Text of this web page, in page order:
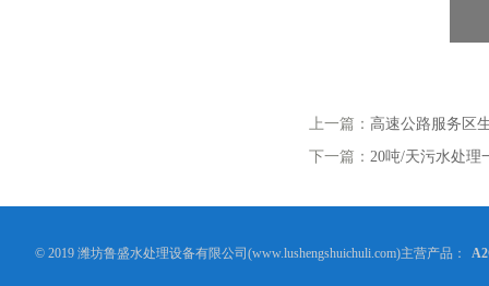
上一篇： 高速公路服务区
下一篇： 20吨/天污水处理
© 2019 潍坊鲁盛水处理设备有限公司(www.lushengshuichuli.com)主营产品：